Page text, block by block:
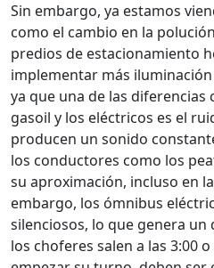
Sin embargo, ya estamos
como el cambio en la
predios de estacionamiento
implementar más
ya que una de las diferencias
gasoil y los eléctricos es el
producen un sonido
los conductores como los
su aproximación, incluso en
embargo, los ómnibus
silenciosos, lo que genera un
los choferes salen a las 3:00